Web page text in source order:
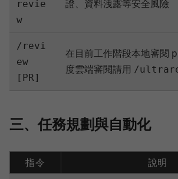
revie
w
證、資料洩露等安全風險
/revi
ew
[PR]
在目前工作階段本地審閱
度雲端審閱請用 /
三、任務規劃與自動化
指令 說明